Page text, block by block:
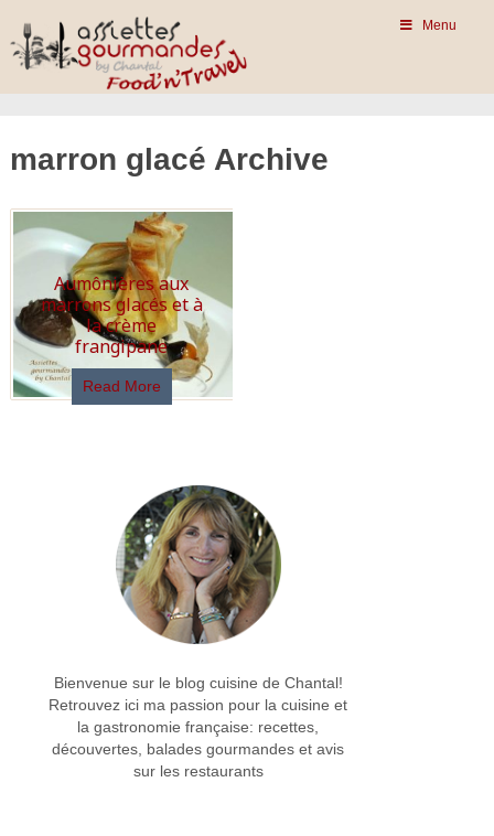
Menu
marron glacé Archive
Aumônières aux
marrons glacés et à
la crème
frangipane
Read More
Bienvenue sur le blog cuisine de Chantal!
Retrouvez ici ma passion pour la cuisine et
la gastronomie française: recettes,
découvertes, balades gourmandes et avis
sur les restaurants